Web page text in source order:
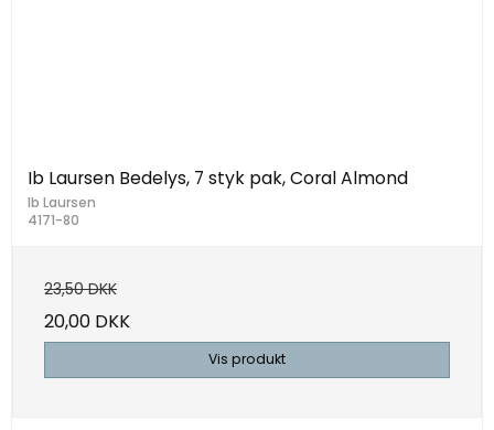
Ib Laursen Bedelys, 7 styk pak, Coral Almond
Ib Laursen
4171-80
23,50 DKK
20,00 DKK
Vis produkt